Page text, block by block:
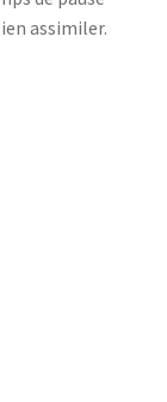
assimiler.